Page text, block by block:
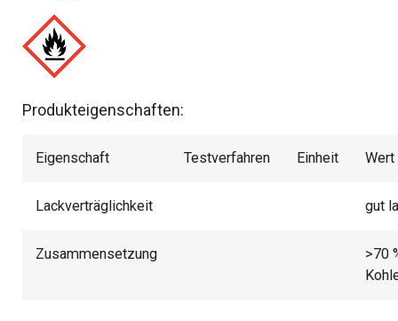
Produkteigenschaften:
Eigenschaft Testverfahren Einheit Wert
Lackverträglichkeit gut
Zusammensetzung
>70